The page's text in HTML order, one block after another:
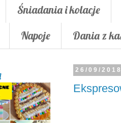
Śniadania i kolacje
Napoje Dania z
26/09/